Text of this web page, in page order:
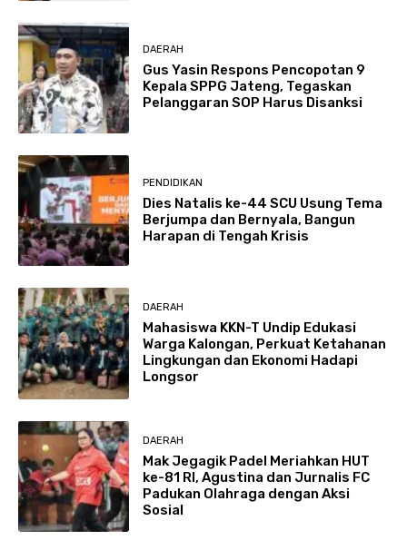
DAERAH
Gus Yasin Respons Pencopotan 9
Kepala SPPG Jateng, Tegaskan
Pelanggaran SOP Harus Disanksi
PENDIDIKAN
Dies Natalis ke-44 SCU Usung Tema
Berjumpa dan Bernyala, Bangun
Harapan di Tengah Krisis
DAERAH
Mahasiswa KKN-T Undip Edukasi
Warga Kalongan, Perkuat Ketahanan
Lingkungan dan Ekonomi Hadapi
Longsor
DAERAH
Mak Jegagik Padel Meriahkan HUT
ke-81 RI, Agustina dan Jurnalis FC
Padukan Olahraga dengan Aksi
Sosial